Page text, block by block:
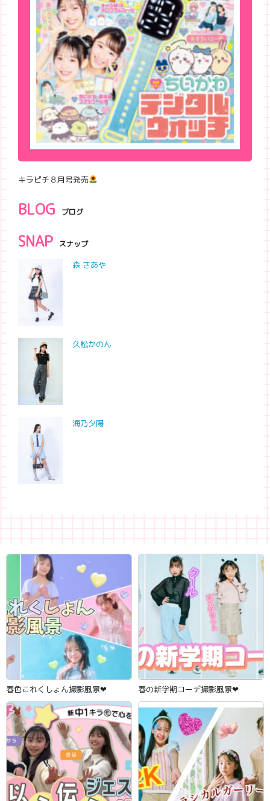
キラピチ８月号発売
BLOG ブログ
SNAP スナップ
森 さあや
久松かのん
海乃夕陽
春色これくしょん撮影風景‪‪❤︎‬ 春の新学期コーデ撮影風景‪‪❤︎‬